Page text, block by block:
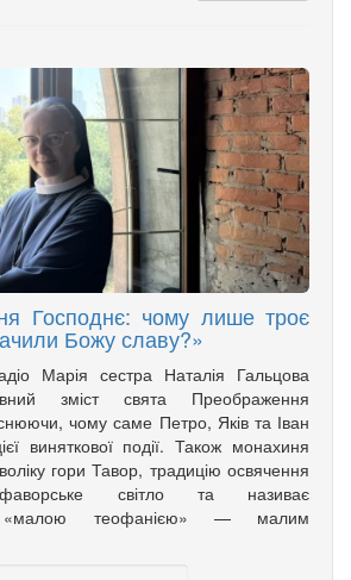
Господнє: чому лише троє
Божу славу?»
Марія сестра Наталія Гальцова
зміст свята Преображення
чому саме Петро, Яків та Іван
виняткової події. Також монахиня
гори Тавор, традицію освячення
світло та називає
«малою теофанією» — малим